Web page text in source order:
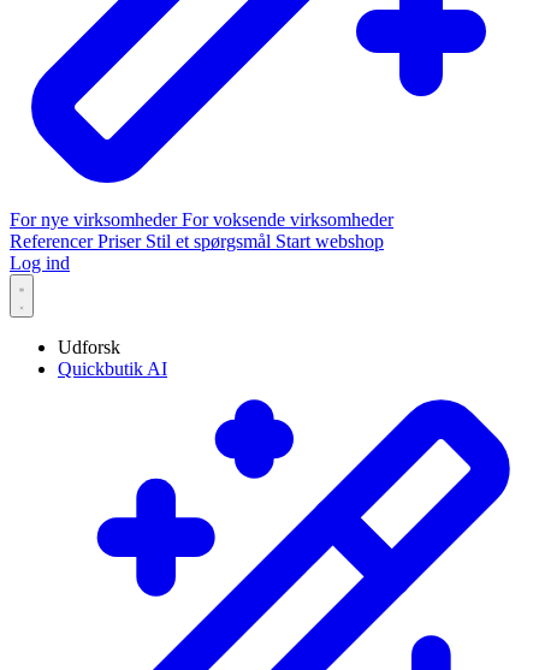
For nye virksomhederFor voksende virksomheder
ReferencerPriser Stil et spørgsmål Start webshop
Log ind
Udforsk
Quickbutik AI